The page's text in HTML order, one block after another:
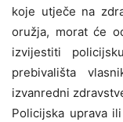
koje utječe na
oružja, morat će
izvijestiti
prebivališta
izvanredni
Policijska uprava